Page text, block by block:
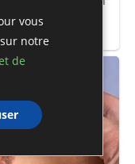
vous
notre
de